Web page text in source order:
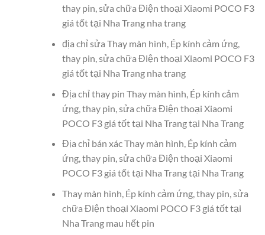
thay pin, sửa chữa Điện thoại Xiaomi POCO F3
giá tốt tại Nha Trang nha trang
địa chỉ sửa Thay màn hình, Ép kính cảm ứng,
thay pin, sửa chữa Điện thoại Xiaomi POCO F3
giá tốt tại Nha Trang nha trang
Địa chỉ thay pin Thay màn hình, Ép kính cảm
ứng, thay pin, sửa chữa Điện thoại Xiaomi
POCO F3 giá tốt tại Nha Trang tại Nha Trang
Địa chỉ bán xác Thay màn hình, Ép kính cảm
ứng, thay pin, sửa chữa Điện thoại Xiaomi
POCO F3 giá tốt tại Nha Trang tại Nha Trang
Thay màn hình, Ép kính cảm ứng, thay pin, sửa
chữa Điện thoại Xiaomi POCO F3 giá tốt tại
Nha Trang mau hết pin